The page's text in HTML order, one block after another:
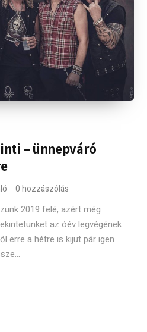
– ünnepváró
0 hozzászólás
2019 felé, azért még
az óév legvégének
erre a hétre is kijut pár igen